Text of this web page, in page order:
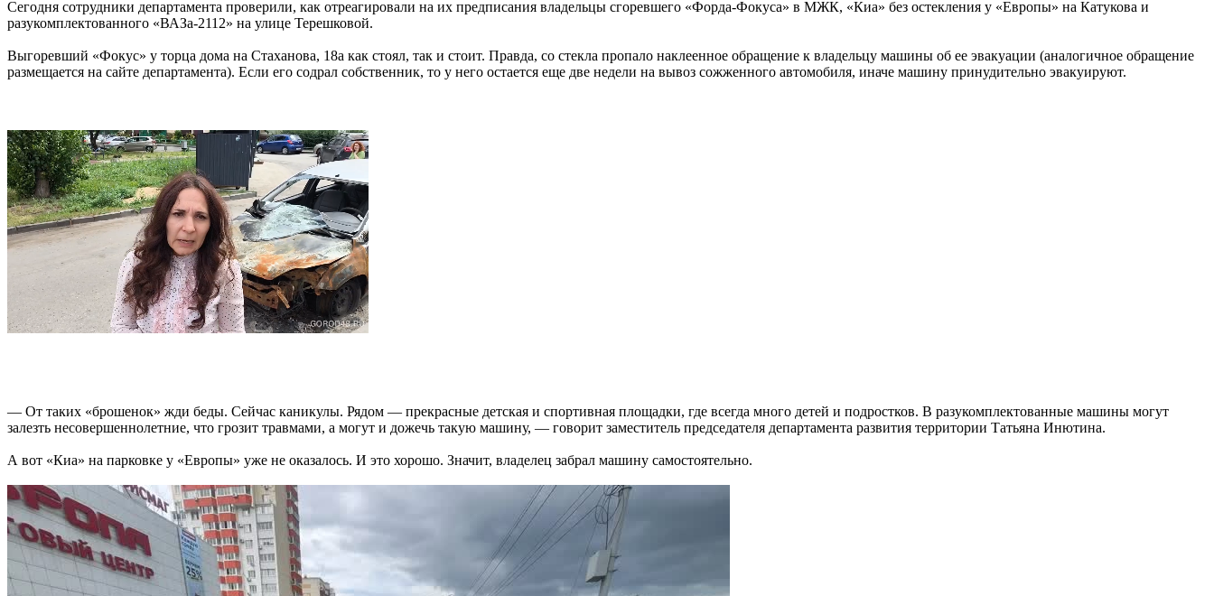
Сегодня сотрудники департамента проверили, как отреагировали на их предписания владельцы сгоревшего «Форда-Фокуса» в МЖК, «Киа» без остекления у «Европы» на Катукова и
разукомплектованного «ВАЗа-2112» на улице Терешковой.
Выгоревший «Фокус» у торца дома на Стаханова, 18а как стоял, так и стоит. Правда, со стекла пропало наклеенное обращение к владельцу машины об ее эвакуации (аналогичное обращение
размещается на сайте департамента). Если его содрал собственник, то у него остается еще две недели на вывоз сожженного автомобиля, иначе машину принудительно эвакуируют.
— От таких «брошенок» жди беды. Сейчас каникулы. Рядом — прекрасные детская и спортивная площадки, где всегда много детей и подростков. В разукомплектованные машины могут
залезть несовершеннолетние, что грозит травмами, а могут и дожечь такую машину, — говорит заместитель председателя департамента развития территории Татьяна Инютина.
А вот «Киа» на парковке у «Европы» уже не оказалось. И это хорошо. Значит, владелец забрал машину самостоятельно.